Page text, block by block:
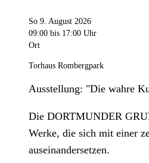
So 9. August 2026
09:00 bis 17:00 Uhr
Ort
Torhaus Rombergpark
Ausstellung: "Die wahre
Die DORTMUNDER
Werke, die sich mit einer
auseinandersetzen.